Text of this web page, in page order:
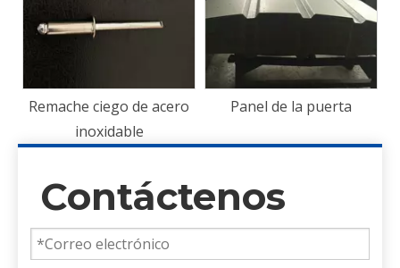
ciego de acero
Panel de la puerta
Contáctenos